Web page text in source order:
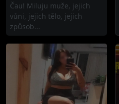
Čau! Miluju muže, jejich
vůni, jejich tělo, jejich
způsob...